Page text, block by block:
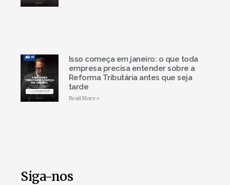
Isso começa em janeiro: o que toda
empresa precisa entender sobre a
Reforma Tributária antes que seja
tarde
Read More »
Siga-nos